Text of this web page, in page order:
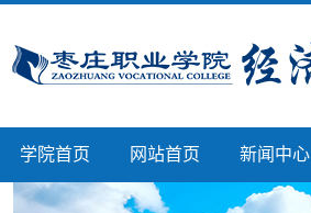
学院首页 网站首页 新闻中心